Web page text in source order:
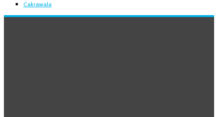
Cakrawala